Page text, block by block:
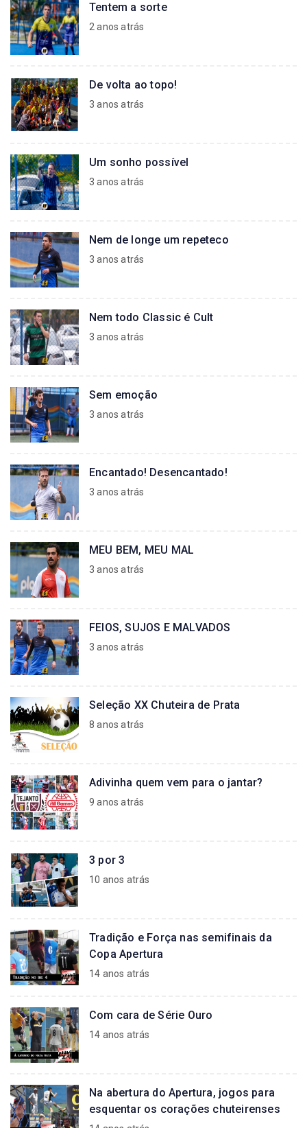
Tentem a sorte
2 anos atrás
De volta ao topo!
3 anos atrás
Um sonho possível
3 anos atrás
Nem de longe um repeteco
3 anos atrás
Nem todo Classic é Cult
3 anos atrás
Sem emoção
3 anos atrás
Encantado! Desencantado!
3 anos atrás
MEU BEM, MEU MAL
3 anos atrás
FEIOS, SUJOS E MALVADOS
3 anos atrás
Seleção XX Chuteira de Prata
8 anos atrás
Adivinha quem vem para o jantar?
9 anos atrás
3 por 3
10 anos atrás
Tradição e Força nas semifinais da
Copa Apertura
14 anos atrás
Com cara de Série Ouro
14 anos atrás
Na abertura do Apertura, jogos para
esquentar os corações chuteirenses